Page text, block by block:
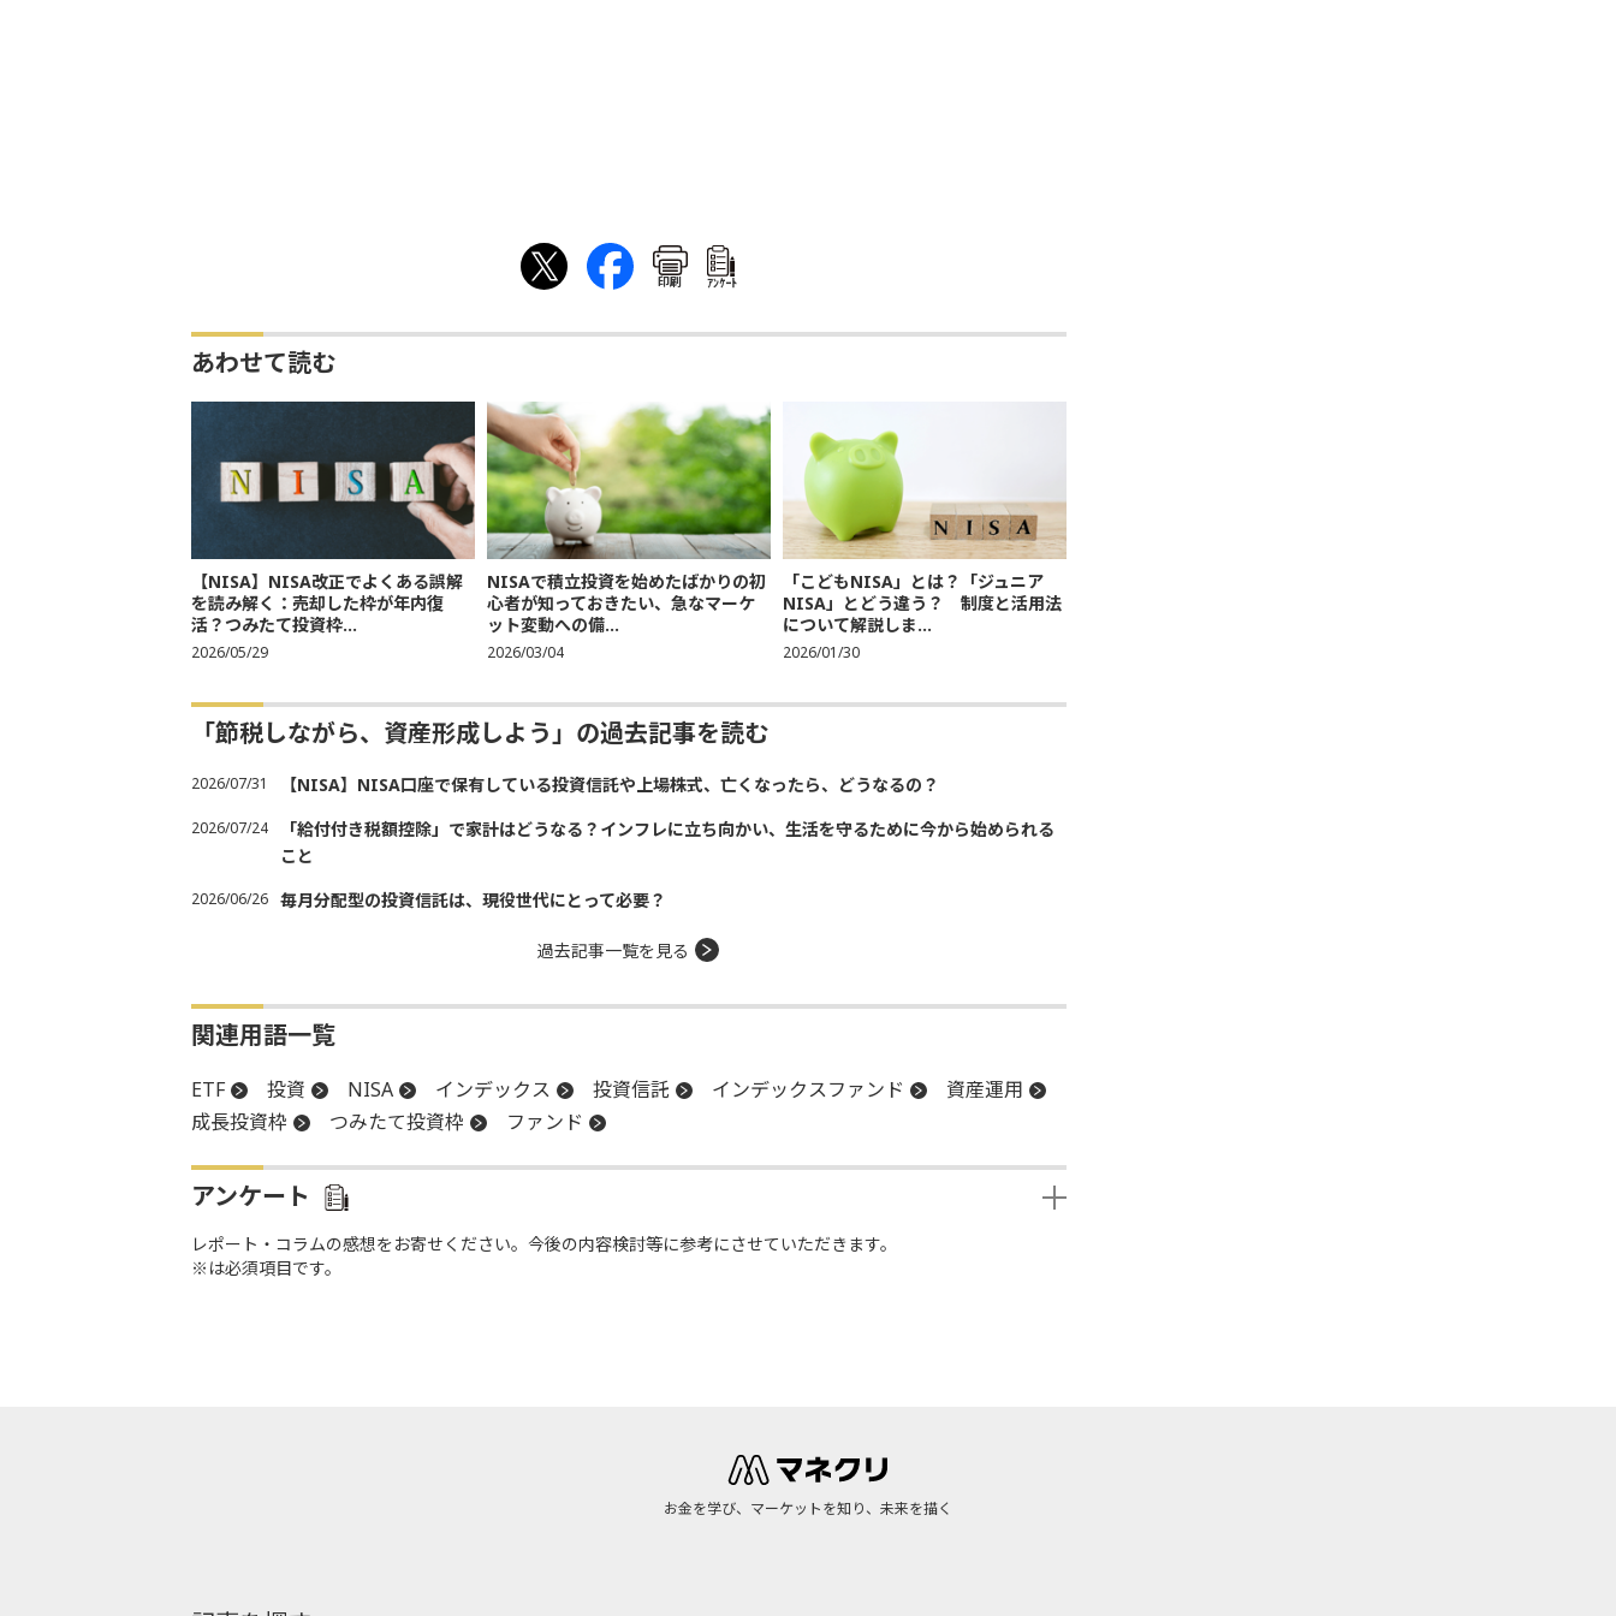
印刷 ｱﾝｹｰﾄ
あわせて読む
【NISA】NISA改正でよくある誤解
を読み解く：売却した枠が年内復
活？つみたて投資枠...
2026/05/29
NISAで積立投資を始めたばかりの初
心者が知っておきたい、急なマーケ
ット変動への備...
2026/03/04
「こどもNISA」とは？「ジュニア
NISA」とどう違う？ 制度と活用法
について解説しま...
2026/01/30
「節税しながら、資産形成しよう」の過去記事を読む
2026/07/31 【NISA】NISA口座で保有している投資信託や上場株式、亡くなったら、どうなるの？
2026/07/24
「給付付き税額控除」で家計はどうなる？インフレに立ち向かい、生活を守るために今から始められる
こと
2026/06/26 毎月分配型の投資信託は、現役世代にとって必要？
過去記事一覧を見る
関連用語一覧
ETF 投資 NISA インデックス 投資信託 インデックスファンド
資産運用
成長投資枠
つみたて投資枠 ファンド
アンケート
レポート・コラムの感想をお寄せください。今後の内容検討等に参考にさせていただきます。
※は必須項目です。
お金を学び、マーケットを知り、未来を描く